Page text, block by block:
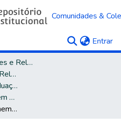
Comunidades &
Entrar
Teses, Dissertações e Relatórios
Teses, Dissertações e Relatórios defendidos na UCS
Programa de Pós-Graduação em Biotecnologia
Mestrado Acadêmico em Biotecnologia
Desenvolvimento de membranas com lacases por imobilização do extrato enzimático de Pleurotus sajor-caju